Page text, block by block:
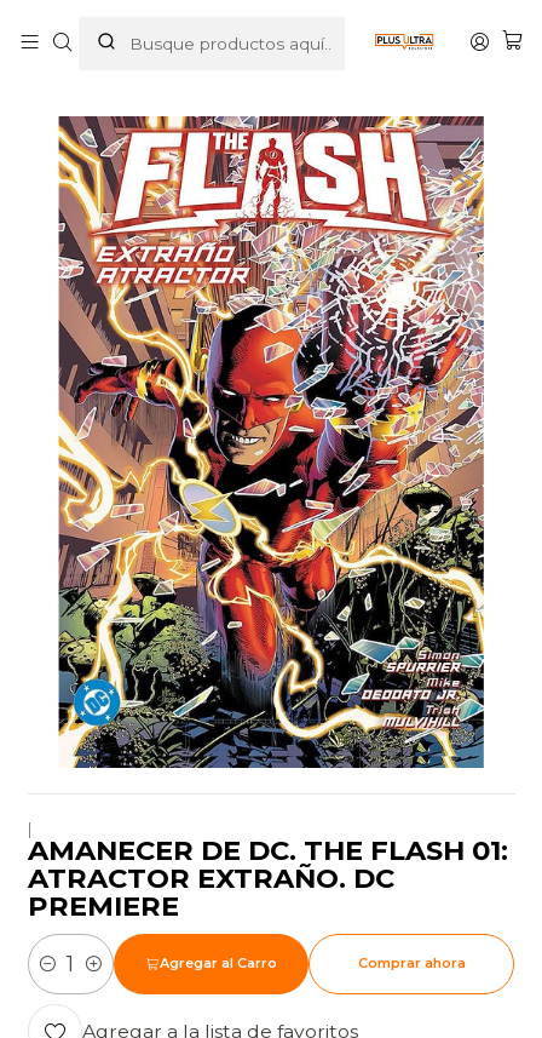
AMANECER DE DC. THE FLASH 01: ATRACTOR EXTRAÑO.
DC PREMIERE
|
AMANECER DE DC. THE FLASH 01:
ATRACTOR EXTRAÑO. DC
PREMIERE
Cantidad
Agregar al Carro Comprar ahora
Agregar a la lista de favoritos